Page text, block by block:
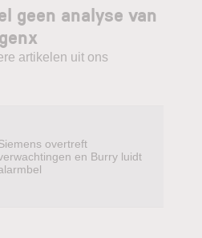
geen analyse van
artikelen uit ons
overtreft
en Burry luidt